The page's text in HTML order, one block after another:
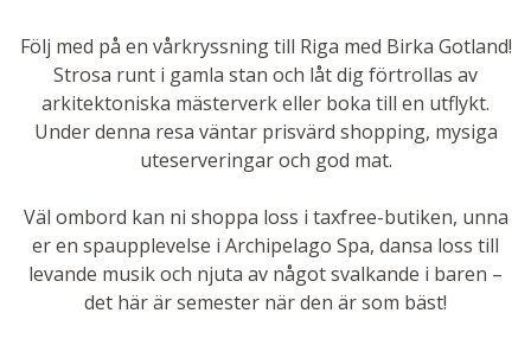
Följ med på en vårkryssning till Riga med Birka Gotland!
Strosa runt i gamla stan och låt dig förtrollas av
arkitektoniska mästerverk eller boka till en utflykt.
Under denna resa väntar prisvärd shopping, mysiga
uteserveringar och god mat.
Väl ombord kan ni shoppa loss i taxfree-butiken, unna
er en spaupplevelse i Archipelago Spa, dansa loss till
levande musik och njuta av något svalkande i baren –
det här är semester när den är som bäst!